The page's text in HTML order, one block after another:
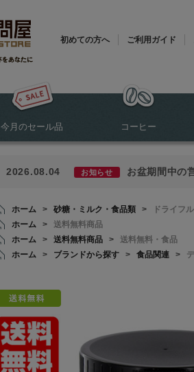
初めての方へ ご利用ガイド
今月のセール品 コーヒー
2026.08.04 お知らせ お盆期間中の
ホーム > 砂糖・ミルク・食品類 >
ドライフ
ホーム
>
送料無料商品
ホーム
> 送料無料商品 >
送料無料・食品
ホーム
> ブランドから探す > 食品関連 >